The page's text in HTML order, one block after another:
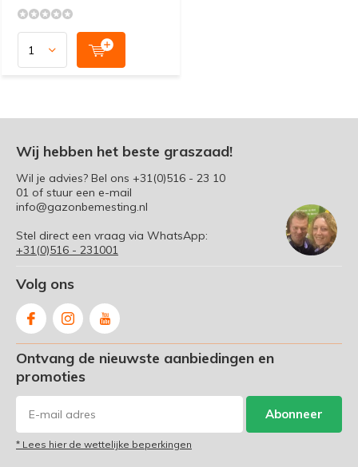
Wij hebben het beste graszaad!
Wil je advies? Bel ons +31(0)516 - 23 10
01 of stuur een e-mail
info@gazonbemesting.nl
Stel direct een vraag via WhatsApp:
+31(0)516 - 231001
Volg ons
Ontvang de nieuwste aanbiedingen en
promoties
Abonneer
* Lees hier de wettelijke beperkingen